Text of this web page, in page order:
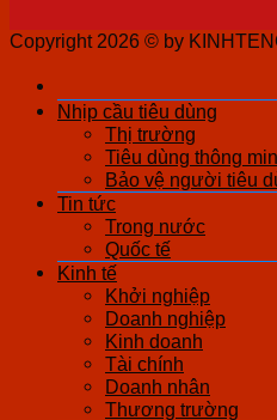
Copyright 2026 © by
Nhịp cầu tiêu dùng
Thị trường
Tiêu dùng thông
Bảo vệ người tiêu
Tin tức
Trong nước
Quốc tế
Kinh tế
Khởi nghiệp
Doanh nghiệp
Kinh doanh
Tài chính
Doanh nhân
Thương trường